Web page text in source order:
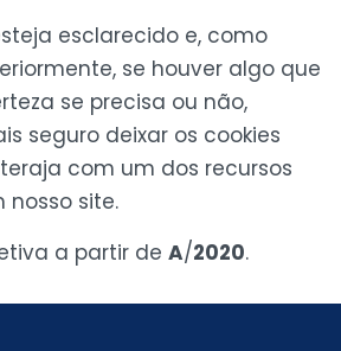
esclarecido e, como
se houver algo que
se precisa ou não,
seguro deixar os cookies
com um dos recursos
nosso site.
a partir de A/2020.